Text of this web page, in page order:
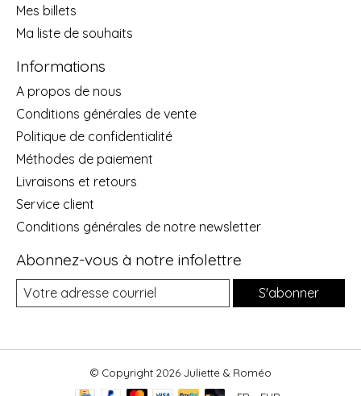
Mes billets
Ma liste de souhaits
Informations
A propos de nous
Conditions générales de vente
Politique de confidentialité
Méthodes de paiement
Livraisons et retours
Service client
Conditions générales de notre newsletter
Abonnez-vous à notre infolettre
S'abonner
© Copyright 2026 Juliette & Roméo